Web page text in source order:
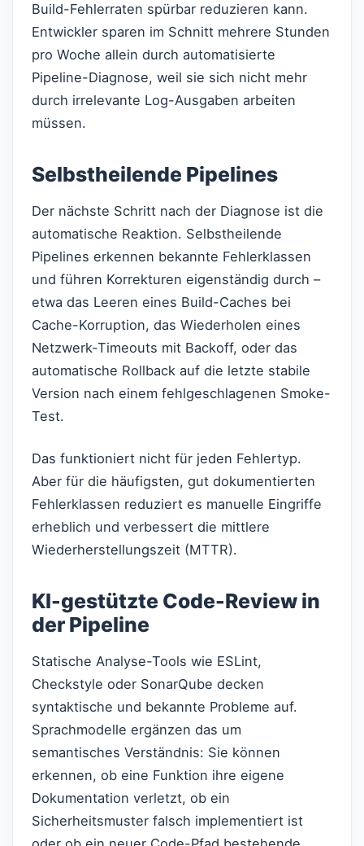
Build-Fehlerraten spürbar reduzieren kann.
Entwickler sparen im Schnitt mehrere Stunden
pro Woche allein durch automatisierte
Pipeline-Diagnose, weil sie sich nicht mehr
durch irrelevante Log-Ausgaben arbeiten
müssen.
Selbstheilende Pipelines
Der nächste Schritt nach der Diagnose ist die
automatische Reaktion. Selbstheilende
Pipelines erkennen bekannte Fehlerklassen
und führen Korrekturen eigenständig durch –
etwa das Leeren eines Build-Caches bei
Cache-Korruption, das Wiederholen eines
Netzwerk-Timeouts mit Backoff, oder das
automatische Rollback auf die letzte stabile
Version nach einem fehlgeschlagenen Smoke-
Test.
Das funktioniert nicht für jeden Fehlertyp.
Aber für die häufigsten, gut dokumentierten
Fehlerklassen reduziert es manuelle Eingriffe
erheblich und verbessert die mittlere
Wiederherstellungszeit (MTTR).
KI-gestützte Code-Review in
der Pipeline
Statische Analyse-Tools wie ESLint,
Checkstyle oder SonarQube decken
syntaktische und bekannte Probleme auf.
Sprachmodelle ergänzen das um
semantisches Verständnis: Sie können
erkennen, ob eine Funktion ihre eigene
Dokumentation verletzt, ob ein
Sicherheitsmuster falsch implementiert ist